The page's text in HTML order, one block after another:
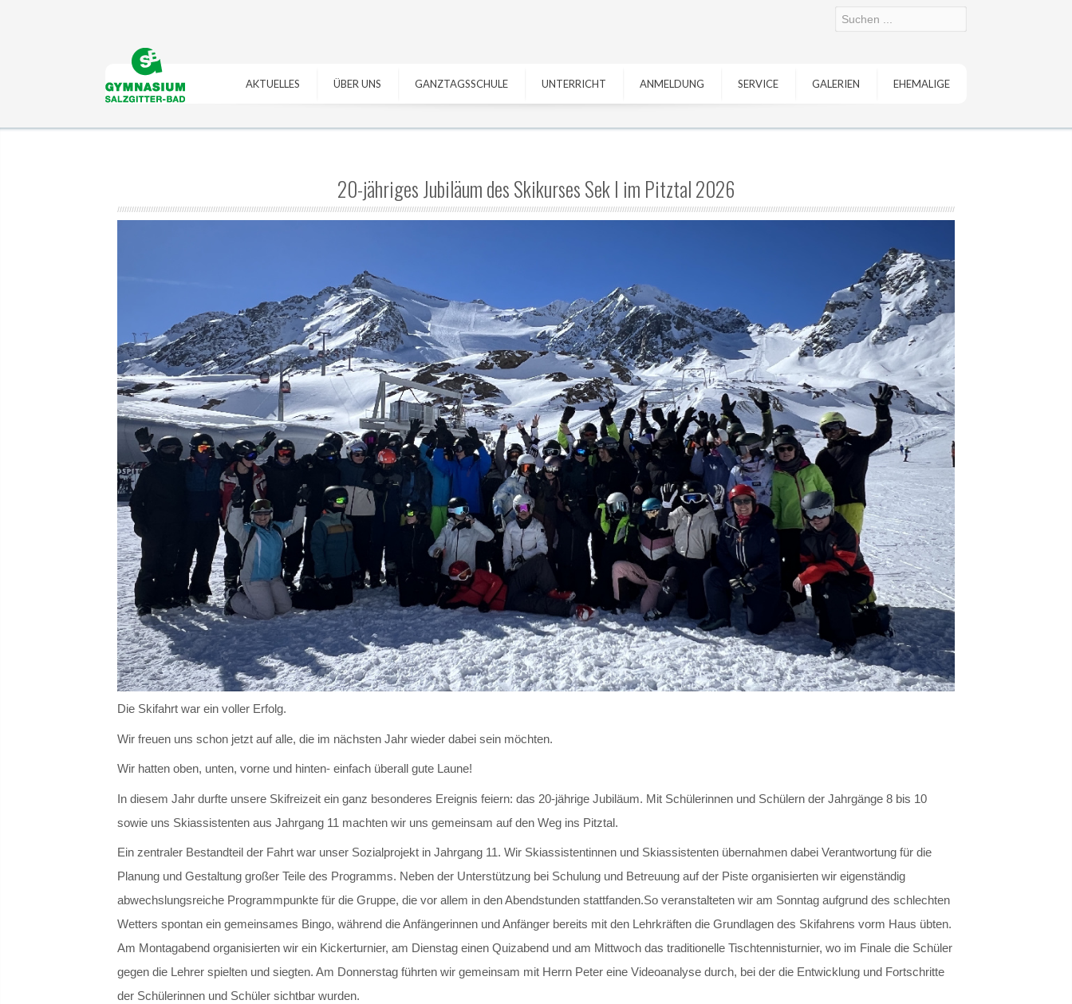
https://gymszbad.de/elvanse-
https://gymszbad.de/ritalin-
schweiz/https://gymszbad.de/vyvanse-
schweiz/https://gymszbad.de/elvanse-
rezeptfrei/https://gymszbad.de/attentin-
ohne-
rezept/https://gymszbad.de/adderall-
AKTUELLES ÜBER UNS GANZTAGSSCHULE UNTERRICHT ANMELDUNG SERVICE GALERIEN EHEMALIGE
20-jähriges Jubiläum des Skikurses Sek I im Pitztal 2026
Die Skifahrt war ein voller Erfolg.
Wir freuen uns schon jetzt auf alle, die im nächsten Jahr wieder dabei sein möchten.
Wir hatten oben, unten, vorne und hinten- einfach überall gute Laune!
In diesem Jahr durfte unsere Skifreizeit ein ganz besonderes Ereignis feiern: das 20-jährige Jubiläum. Mit Schülerinnen und Schülern der Jahrgänge 8 bis 10
sowie uns Skiassistenten aus Jahrgang 11 machten wir uns gemeinsam auf den Weg ins Pitztal.
Ein zentraler Bestandteil der Fahrt war unser Sozialprojekt in Jahrgang 11. Wir Skiassistentinnen und Skiassistenten übernahmen dabei Verantwortung für die
Planung und Gestaltung großer Teile des Programms. Neben der Unterstützung bei Schulung und Betreuung auf der Piste organisierten wir eigenständig
abwechslungsreiche Programmpunkte für die Gruppe, die vor allem in den Abendstunden stattfanden.So veranstalteten wir am Sonntag aufgrund des schlechten
Wetters spontan ein gemeinsames Bingo, während die Anfängerinnen und Anfänger bereits mit den Lehrkräften die Grundlagen des Skifahrens vorm Haus übten.
Am Montagabend organisierten wir ein Kickerturnier, am Dienstag einen Quizabend und am Mittwoch das traditionelle Tischtennisturnier, wo im Finale die Schüler
gegen die Lehrer spielten und siegten. Am Donnerstag führten wir gemeinsam mit Herrn Peter eine Videoanalyse durch, bei der die Entwicklung und Fortschritte
der Schülerinnen und Schüler sichtbar wurden.